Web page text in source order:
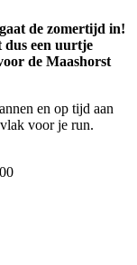
de zomertijd in!
dus een uurtje
de Maashorst
en op tijd aan
voor je run.